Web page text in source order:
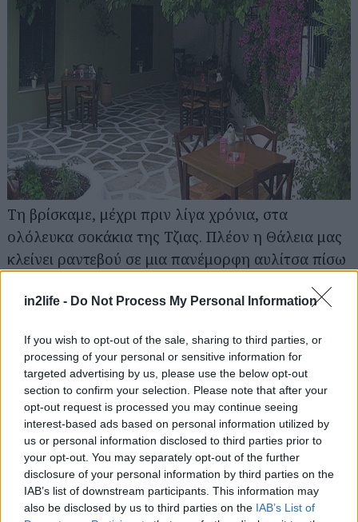
in2life - Do Not Process My Personal Information
If you wish to opt-out of the sale, sharing to third parties, or
processing of your personal or sensitive information for
targeted advertising by us, please use the below opt-out
section to confirm your selection. Please note that after your
opt-out request is processed you may continue seeing
interest-based ads based on personal information utilized by
us or personal information disclosed to third parties prior to
your opt-out. You may separately opt-out of the further
disclosure of your personal information by third parties on the
IAB’s list of downstream participants. This information may
also be disclosed by us to third parties on the IAB’s List of
Τη βρίσκαμε, μέχρι πριν λίγα χρόνια, στα
ολόλευκα σοκάκια της Τζιας. Πλέον η Θάλεια μας
κλείνει ραντεβού σε μια πανέμορφη αυλίτσα πίσω
σερβίρει τις νησιώτικες λιχουδιές της. Τα ξύλινα
απλώνονται στη σκιά της μουριάς, και πλάι στους
κισσούς που σκαρφαλώνουν τον τοίχο, και
φορτώνονται με σαρδέλες παντρεμένες με
ντομάτα, γαρίδες κανταΐφι, και κροκέτες
μπακαλιάρου με σπιτική σκορδαλιά. Δε λείπουν
όμως και οι μικρασιατικές συνταγές, όπως τα
μερακλίδικα σουτζουκάκια και η εξαιρετικά πίττα
Καισαρείας. Τα συνοδεύετε όλα με ωραιότατο
Αναζήτηση
για...